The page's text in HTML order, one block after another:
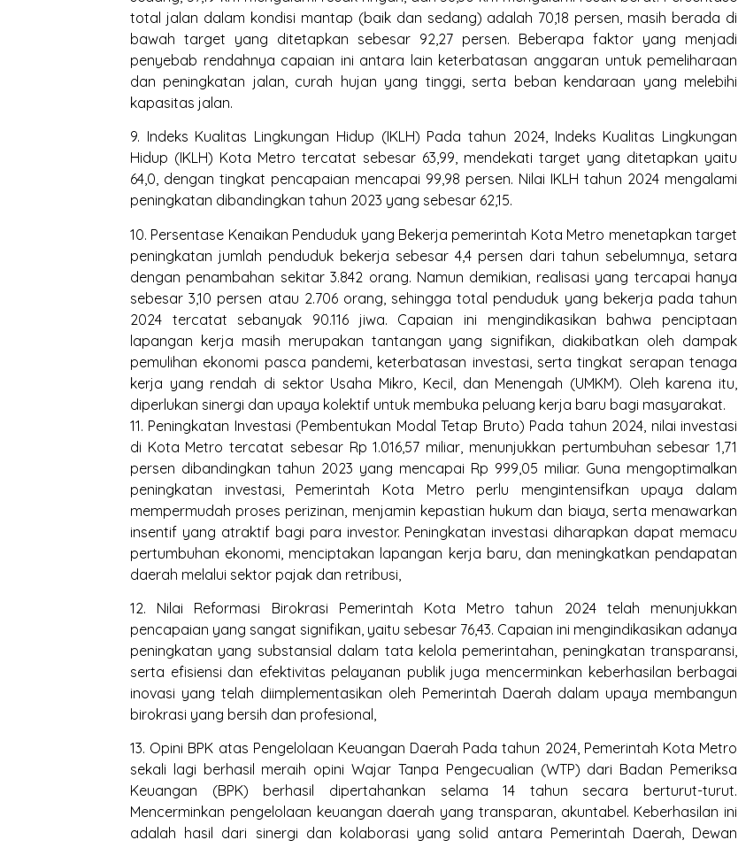
total jalan dalam kondisi mantap (baik dan sedang) adalah 70,18 persen, masih berada di
bawah target yang ditetapkan sebesar 92,27 persen. Beberapa faktor yang menjadi
penyebab rendahnya capaian ini antara lain keterbatasan anggaran untuk pemeliharaan
dan peningkatan jalan, curah hujan yang tinggi, serta beban kendaraan yang melebihi
kapasitas jalan.
9. Indeks Kualitas Lingkungan Hidup (IKLH) Pada tahun 2024, Indeks Kualitas Lingkungan
Hidup (IKLH) Kota Metro tercatat sebesar 63,99, mendekati target yang ditetapkan yaitu
64,0, dengan tingkat pencapaian mencapai 99,98 persen. Nilai IKLH tahun 2024 mengalami
peningkatan dibandingkan tahun 2023 yang sebesar 62,15.
10. Persentase Kenaikan Penduduk yang Bekerja pemerintah Kota Metro menetapkan target
peningkatan jumlah penduduk bekerja sebesar 4,4 persen dari tahun sebelumnya, setara
dengan penambahan sekitar 3.842 orang. Namun demikian, realisasi yang tercapai hanya
sebesar 3,10 persen atau 2.706 orang, sehingga total penduduk yang bekerja pada tahun
2024 tercatat sebanyak 90.116 jiwa. Capaian ini mengindikasikan bahwa penciptaan
lapangan kerja masih merupakan tantangan yang signifikan, diakibatkan oleh dampak
pemulihan ekonomi pasca pandemi, keterbatasan investasi, serta tingkat serapan tenaga
kerja yang rendah di sektor Usaha Mikro, Kecil, dan Menengah (UMKM). Oleh karena itu,
diperlukan sinergi dan upaya kolektif untuk membuka peluang kerja baru bagi masyarakat.
11. Peningkatan Investasi (Pembentukan Modal Tetap Bruto) Pada tahun 2024, nilai investasi
di Kota Metro tercatat sebesar Rp 1.016,57 miliar, menunjukkan pertumbuhan sebesar 1,71
persen dibandingkan tahun 2023 yang mencapai Rp 999,05 miliar. Guna mengoptimalkan
peningkatan investasi, Pemerintah Kota Metro perlu mengintensifkan upaya dalam
mempermudah proses perizinan, menjamin kepastian hukum dan biaya, serta menawarkan
insentif yang atraktif bagi para investor. Peningkatan investasi diharapkan dapat memacu
pertumbuhan ekonomi, menciptakan lapangan kerja baru, dan meningkatkan pendapatan
daerah melalui sektor pajak dan retribusi,
12. Nilai Reformasi Birokrasi Pemerintah Kota Metro tahun 2024 telah menunjukkan
pencapaian yang sangat signifikan, yaitu sebesar 76,43. Capaian ini mengindikasikan adanya
peningkatan yang substansial dalam tata kelola pemerintahan, peningkatan transparansi,
serta efisiensi dan efektivitas pelayanan publik juga mencerminkan keberhasilan berbagai
inovasi yang telah diimplementasikan oleh Pemerintah Daerah dalam upaya membangun
birokrasi yang bersih dan profesional,
13. Opini BPK atas Pengelolaan Keuangan Daerah Pada tahun 2024, Pemerintah Kota Metro
sekali lagi berhasil meraih opini Wajar Tanpa Pengecualian (WTP) dari Badan Pemeriksa
Keuangan (BPK) berhasil dipertahankan selama 14 tahun secara berturut-turut.
Mencerminkan pengelolaan keuangan daerah yang transparan, akuntabel. Keberhasilan ini
adalah hasil dari sinergi dan kolaborasi yang solid antara Pemerintah Daerah, Dewan